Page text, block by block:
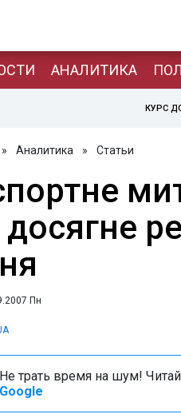
АНАЛИТИКА
КУРС
» Аналитика » Статьи
Пн
Не трать время на шум! Читай
Google